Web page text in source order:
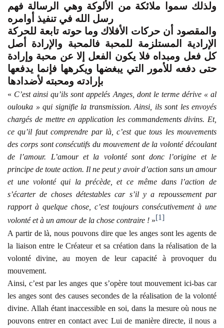
ولذلك سموا ملائكة من الألوكة وهي الرسالة فهم
رسل الله في تنفيذ أوامره
والمقصود أن حركات الأفلاك وما حوته تابعة للحركة
الإرادية المستلزمة للمحبة فالمحبة والإرادة أصل
كل فعل ومبداه فلا يكون الفعل إلا عن محبة وإرادة
حتى دفعه للأمور التي يبغضها ويكرهها فإنما يدفعها
بإرادته ومحبته لأضدادها
« C’est ainsi qu’ils sont appelés Anges, dont le terme dérive « al
oulouka » qui signifie la transmission. Ainsi, ils sont les envoyés
chargés de mettre en application les commandements divins. Et,
ce qu’il faut comprendre par là, c’est que tous les mouvements
des corps sont consécutifs du mouvement de la volonté découlant
de l’amour. L’amour et la volonté sont donc l’origine et le
principe de toute action. Il ne peut y avoir d’action sans un amour
et une volonté qui la précède, et ce même dans l’action de
s’écarter de choses détestables car s’il y a repoussement par
rapport à quelque chose, c’est toujours consécutivement à une
volonté et à un amour de la chose contraire ! »[1]
A partir de là, nous pouvons dire que les anges sont les agents de
la liaison entre le Créateur et sa création dans la réalisation de la
volonté divine, au moyen de leur capacité à provoquer du
mouvement.
Ainsi, c’est par les anges que s’opère tout mouvement ici-bas car
les anges sont des causes secondes de la réalisation de la volonté
divine. Allah étant inaccessible en soi, dans la mesure où nous ne
pouvons entrer en contact avec Lui de manière directe, il nous a